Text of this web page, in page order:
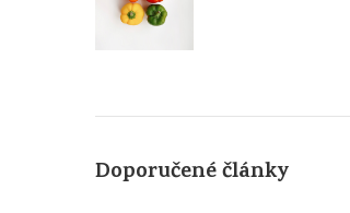
Doporučené články